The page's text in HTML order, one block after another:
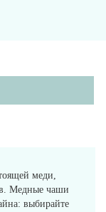
меди,
Медные чаши
выбирайте